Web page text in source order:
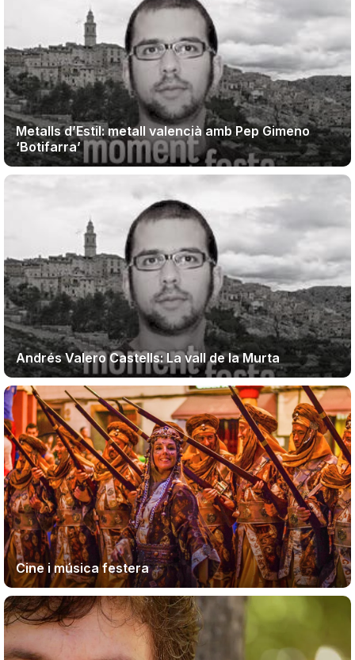
Metalls d’Estil: metall valencià amb Pep Gimeno
‘Botifarra’
Andrés Valero Castells: La vall de la Murta
Cine i música festera